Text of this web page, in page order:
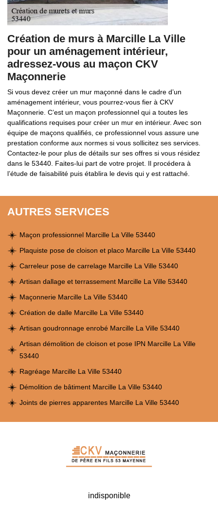
Création de murs à Marcille La Ville
pour un aménagement intérieur,
adressez-vous au maçon CKV
Maçonnerie
Si vous devez créer un mur maçonné dans le cadre d’un
aménagement intérieur, vous pourrez-vous fier à CKV
Maçonnerie. C’est un maçon professionnel qui a toutes les
qualifications requises pour créer un mur en intérieur. Avec son
équipe de maçons qualifiés, ce professionnel vous assure une
prestation conforme aux normes si vous sollicitez ses services.
Contactez-le pour plus de détails sur ses offres si vous résidez
dans le 53440. Faites-lui part de votre projet. Il procédera à
l’étude de faisabilité puis établira le devis qui y est rattaché.
AUTRES SERVICES
Maçon professionnel Marcille La Ville 53440
Plaquiste pose de cloison et placo Marcille La Ville 53440
Carreleur pose de carrelage Marcille La Ville 53440
Artisan dallage et terrassement Marcille La Ville 53440
Maçonnerie Marcille La Ville 53440
Création de dalle Marcille La Ville 53440
Artisan goudronnage enrobé Marcille La Ville 53440
Artisan démolition de cloison et pose IPN Marcille La Ville
53440
Ragréage Marcille La Ville 53440
Démolition de bâtiment Marcille La Ville 53440
Joints de pierres apparentes Marcille La Ville 53440
indisponible